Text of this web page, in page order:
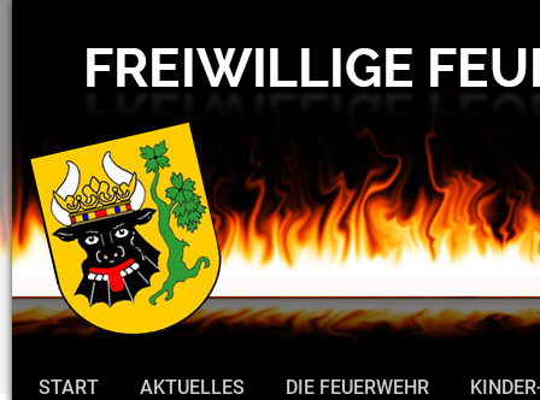
START AKTUELLES DIE FEUERWEHR